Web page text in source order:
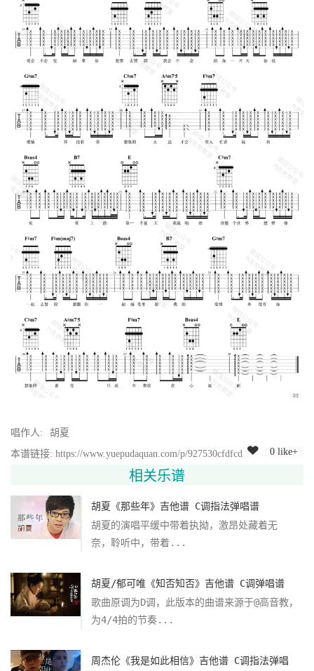
唱作人:
胡夏
本谱链接: https://www.yuepudaquan.com/p/927530cfdfcd
0 like+
相关乐谱
胡夏《那些年》吉他谱 C调指法弹唱谱
胡夏的演唱平缓中带着执拗，激昂处藏着无
奈，聆听中，带着...
胡夏/郁可唯《知否知否》吉他谱 C调弹唱谱
歌曲原调为D调，此版本的曲谱来源于@高音教，
为4/4拍的节奏...
周杰伦《我是如此相信》吉他谱 C调指法弹唱